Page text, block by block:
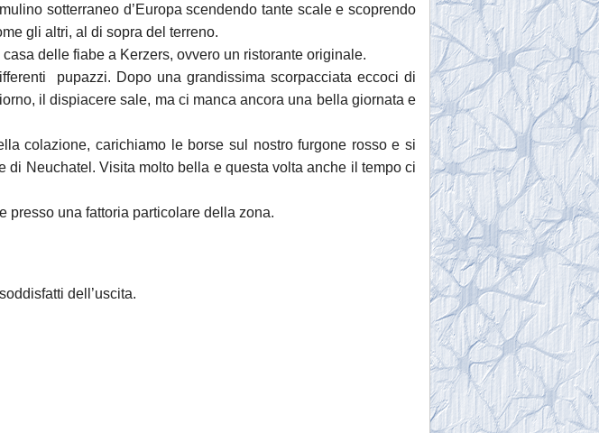
sotterraneo d’Europa scendendo tante scale e scoprendo
gli altri, al di sopra del terreno.
delle fiabe a Kerzers, ovvero un ristorante originale.
pupazzi. Dopo una grandissima scorpacciata eccoci di
il dispiacere sale, ma ci manca ancora una bella giornata e
colazione, carichiamo le borse sul nostro furgone rosso e si
Neuchatel. Visita molto bella e questa volta anche il tempo ci
presso una fattoria particolare della zona.
dell’uscita.